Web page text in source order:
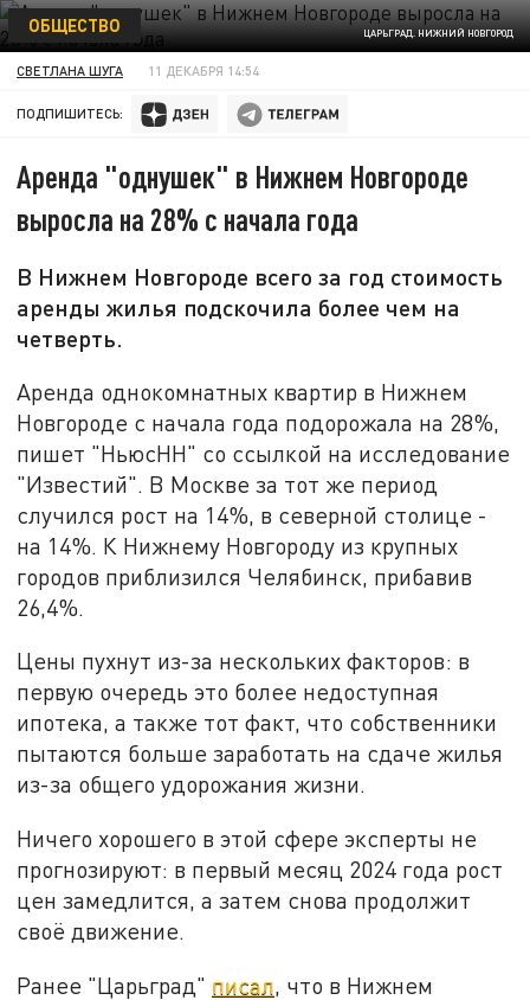
ЦАРЬГРАД. НИЖНИЙ НОВГОРОД
ОБЩЕСТВО
СВЕТЛАНА ШУГА 11 ДЕКАБРЯ 14:54
ПОДПИШИТЕСЬ:
Аренда "однушек" в Нижнем Новгороде
выросла на 28% с начала года
В Нижнем Новгороде всего за год стоимость
аренды жилья подскочила более чем на
четверть.
Аренда однокомнатных квартир в Нижнем
Новгороде с начала года подорожала на 28%,
пишет "НьюсНН" со ссылкой на исследование
"Известий". В Москве за тот же период
случился рост на 14%, в северной столице -
на 14%. К Нижнему Новгороду из крупных
городов приблизился Челябинск, прибавив
26,4%.
Цены пухнут из-за нескольких факторов: в
первую очередь это более недоступная
ипотека, а также тот факт, что собственники
пытаются больше заработать на сдаче жилья
из-за общего удорожания жизни.
Ничего хорошего в этой сфере эксперты не
прогнозируют: в первый месяц 2024 года рост
цен замедлится, а затем снова продолжит
своё движение.
Ранее "Царьград" писал, что в Нижнем